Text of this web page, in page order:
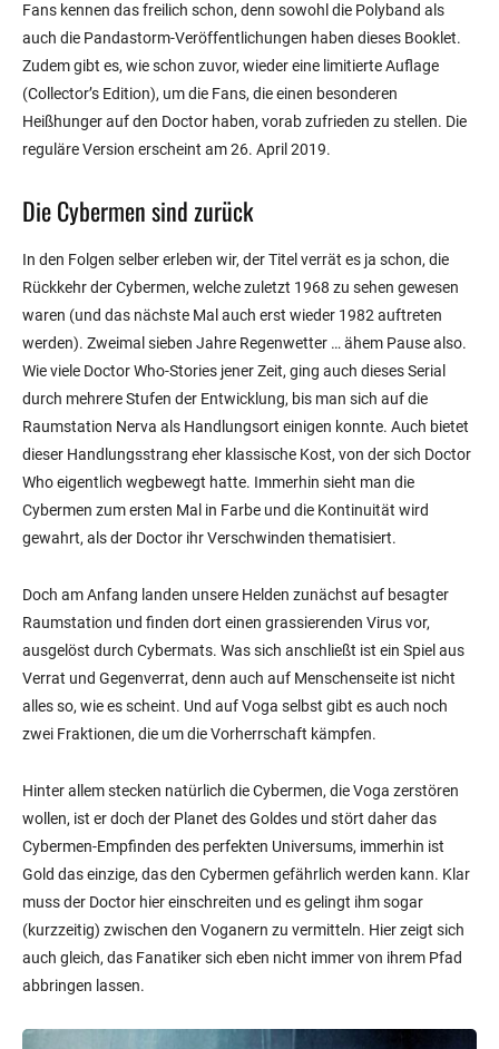
Fans kennen das freilich schon, denn sowohl die Polyband als
auch die Pandastorm-Veröffentlichungen haben dieses Booklet.
Zudem gibt es, wie schon zuvor, wieder eine limitierte Auflage
(Collector’s Edition), um die Fans, die einen besonderen
Heißhunger auf den Doctor haben, vorab zufrieden zu stellen. Die
reguläre Version erscheint am 26. April 2019.
Die Cybermen sind zurück
In den Folgen selber erleben wir, der Titel verrät es ja schon, die
Rückkehr der Cybermen, welche zuletzt 1968 zu sehen gewesen
waren (und das nächste Mal auch erst wieder 1982 auftreten
werden). Zweimal sieben Jahre Regenwetter … ähem Pause also.
Wie viele Doctor Who-Stories jener Zeit, ging auch dieses Serial
durch mehrere Stufen der Entwicklung, bis man sich auf die
Raumstation Nerva als Handlungsort einigen konnte. Auch bietet
dieser Handlungsstrang eher klassische Kost, von der sich Doctor
Who eigentlich wegbewegt hatte. Immerhin sieht man die
Cybermen zum ersten Mal in Farbe und die Kontinuität wird
gewahrt, als der Doctor ihr Verschwinden thematisiert.
Doch am Anfang landen unsere Helden zunächst auf besagter
Raumstation und finden dort einen grassierenden Virus vor,
ausgelöst durch Cybermats. Was sich anschließt ist ein Spiel aus
Verrat und Gegenverrat, denn auch auf Menschenseite ist nicht
alles so, wie es scheint. Und auf Voga selbst gibt es auch noch
zwei Fraktionen, die um die Vorherrschaft kämpfen.
Hinter allem stecken natürlich die Cybermen, die Voga zerstören
wollen, ist er doch der Planet des Goldes und stört daher das
Cybermen-Empfinden des perfekten Universums, immerhin ist
Gold das einzige, das den Cybermen gefährlich werden kann. Klar
muss der Doctor hier einschreiten und es gelingt ihm sogar
(kurzzeitig) zwischen den Voganern zu vermitteln. Hier zeigt sich
auch gleich, das Fanatiker sich eben nicht immer von ihrem Pfad
abbringen lassen.